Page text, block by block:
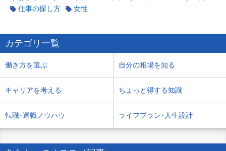
仕事の探し方
女性
カテゴリ一覧
働き方を選ぶ 自分の相場を知る
キャリアを考える ちょっと得する知識
転職･退職ノウハウ ライフプラン･人生設計